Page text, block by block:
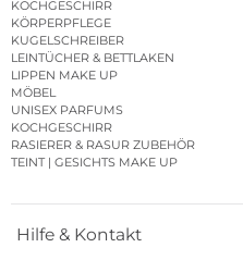
KOCHGESCHIRR
KÖRPERPFLEGE
KUGELSCHREIBER
LEINTÜCHER & BETTLAKEN
LIPPEN MAKE UP
MÖBEL
UNISEX PARFUMS
KOCHGESCHIRR
RASIERER & RASUR ZUBEHÖR
TEINT | GESICHTS MAKE UP
Hilfe & Kontakt